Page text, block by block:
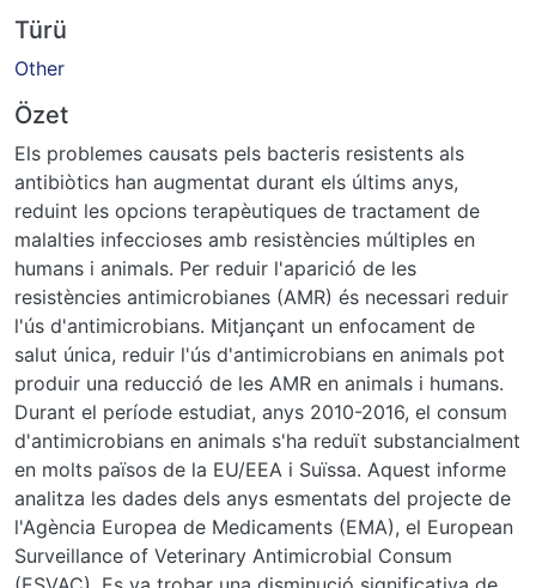
Türü
Other
Özet
Els problemes causats pels bacteris resistents als
antibiòtics han augmentat durant els últims anys,
reduint les opcions terapèutiques de tractament de
malalties infeccioses amb resistències múltiples en
humans i animals. Per reduir l'aparició de les
resistències antimicrobianes (AMR) és necessari reduir
l'ús d'antimicrobians. Mitjançant un enfocament de
salut única, reduir l'ús d'antimicrobians en animals pot
produir una reducció de les AMR en animals i humans.
Durant el període estudiat, anys 2010-2016, el consum
d'antimicrobians en animals s'ha reduït substancialment
en molts països de la EU/EEA i Suïssa. Aquest informe
analitza les dades dels anys esmentats del projecte de
l'Agència Europea de Medicaments (EMA), el European
Surveillance of Veterinary Antimicrobial Consum